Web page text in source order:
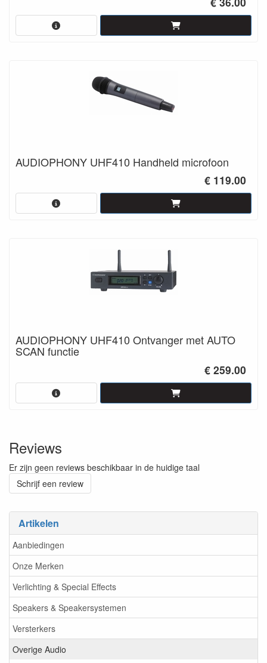
Artikelen
Aanbiedingen
Onze Merken
Verlichting & Special Effects
Speakers & Speakersystemen
Versterkers
Overige Audio
AUDIOPHONY UHF410 Handheld microfoon
€ 119.00
AUDIOPHONY UHF410 Ontvanger met AUTO
SCAN functie
€ 259.00
Reviews
Er zijn geen reviews beschikbaar in de huidige taal
Schrijf een review